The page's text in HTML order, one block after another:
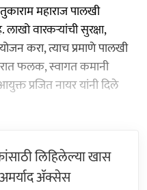
महाराज पालखी
वारकऱ्यांची सुरक्षा,
करा, त्याच प्रमाणे पालखी
फलक, स्वागत कमानी
प्रजित नायर यांनी दिले
लिहिलेल्या खास
ॲक्सेस